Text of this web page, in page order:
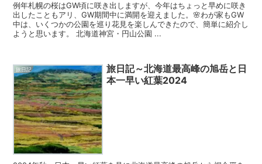
例年札幌の桜はGW頃に咲き出しますが、今年はちょっと早めに咲き
出したこともアリ、GW期間中に満開を迎えました。🌸わが家もGW
中は、いくつかの公園を巡り花見を楽しんできたので、簡単に紹介し
ようと思います。 北海道神宮・円山公園 ...
旅日記
旅日記～北海道最高峰の旭岳と日
本一早い紅葉2024